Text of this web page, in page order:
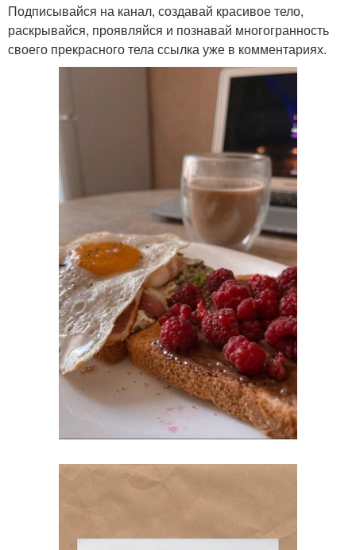
Подписывайся на канал, создавай красивое тело,
раскрывайся, проявляйся и познавай многогранность
своего прекрасного тела ссылка уже в комментариях.